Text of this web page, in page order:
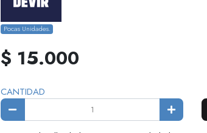
Pocas Unidades.
$ 15.000
CANTIDAD